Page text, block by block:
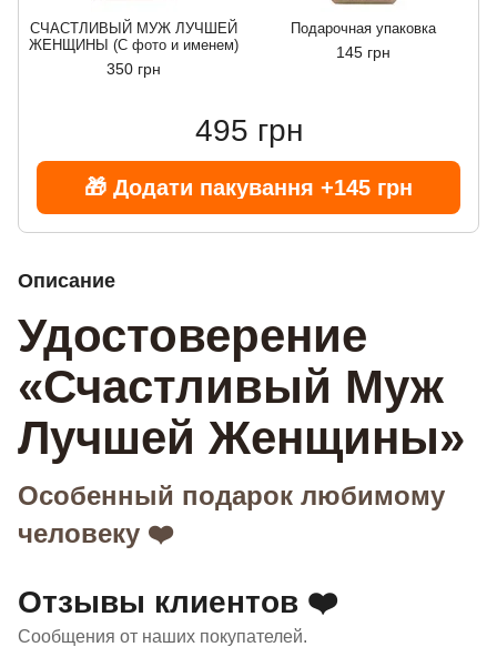
СЧАСТЛИВЫЙ МУЖ ЛУЧШЕЙ
ЖЕНЩИНЫ (С фото и именем)
350 грн
Подарочная упаковка
145 грн
495 грн
Описание
Удостоверение
«Счастливый Муж
Лучшей Женщины»
Особенный подарок любимому
человеку ❤️
Отзывы клиентов ❤️
Сообщения от наших покупателей.